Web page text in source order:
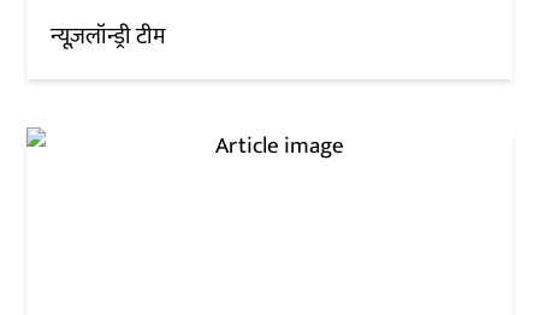
न्यूज़लॉन्ड्री टीम